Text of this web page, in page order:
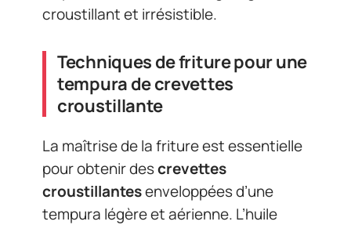
croustillant et irrésistible.
Techniques de friture pour une
tempura de crevettes
croustillante
La maîtrise de la friture est essentielle
pour obtenir descrevettes
croustillantesenveloppées d’une
tempura légère et aérienne. L’huile